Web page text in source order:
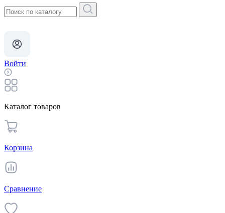
Войти
Каталог товаров
Корзина
Сравнение